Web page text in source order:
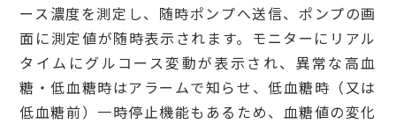
ース濃度を測定し、随時ポンプへ送信、ポンプの画
面に測定値が随時表示されます。モニターにリアル
タイムにグルコース変動が表示され、異常な高血
糖・低血糖時はアラームで知らせ、低血糖時（又は
低血糖前）一時停止機能もあるため、血糖値の変化